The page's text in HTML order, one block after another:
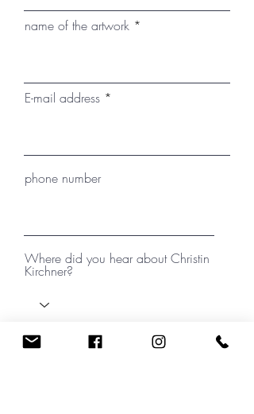
name of the artwork
E-mail address
phone number
Where did you hear about Christin
Kirchner?
your message